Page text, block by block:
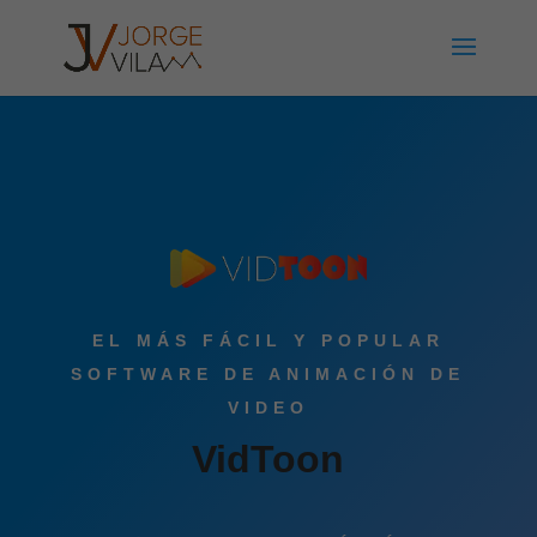
EL MÁS FÁCIL Y POPULAR
SOFTWARE DE ANIMACIÓN DE
VIDEO
VidToon